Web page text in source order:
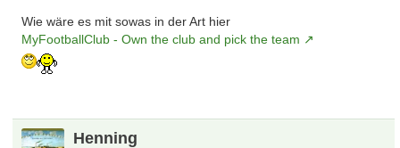
Wie wäre es mit sowas in der Art hier
MyFootballClub - Own the club and pick the team
Henning